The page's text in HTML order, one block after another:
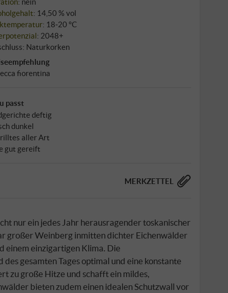
: 14,50 % vol
: 18‑20 °C
: 2048+
Naturkorken
fiorentina
passt
deftig
dunkel
aller Art
gut gereift
MERKZETTEL
nur ein jedes Jahr herausragender toskanischer
großer Weinberg inmitten dichter Eichenwälder
einem einzigartigen Klima. Die
gesamten Tages optimal und eine konstante
zu große Hitze und schafft ein mildes,
bieten zudem einen idealen Schutzwall vor